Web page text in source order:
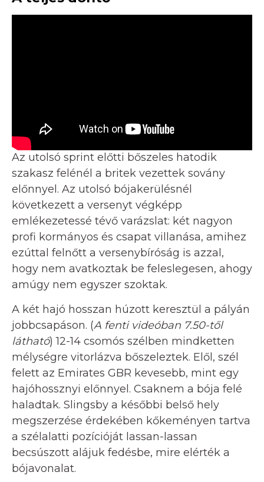
Az utolsó sprint előtti bőszeles hatodik
szakasz felénél a britek vezettek sovány
előnnyel. Az utolsó bójakerülésnél
következett a versenyt végképp
emlékezetessé tévő varázslat: két nagyon
profi kormányos és csapat villanása, amihez
ezúttal felnőtt a versenybíróság is azzal,
hogy nem avatkoztak be feleslegesen, ahogy
amúgy nem egyszer szoktak.
A két hajó hosszan húzott keresztül a pályán
jobbcsapáson. (A fenti videóban 7.50-től
látható) 12-14 csomós szélben mindketten
mélységre vitorlázva bőszeleztek. Elől, szél
felett az Emirates GBR kevesebb, mint egy
hajóhossznyi előnnyel. Csaknem a bója felé
haladtak. Slingsby a későbbi belső hely
megszerzése érdekében kőkeményen tartva
a szélalatti pozícióját lassan-lassan
becsúszott alájuk fedésbe, mire elérték a
bójavonalat.